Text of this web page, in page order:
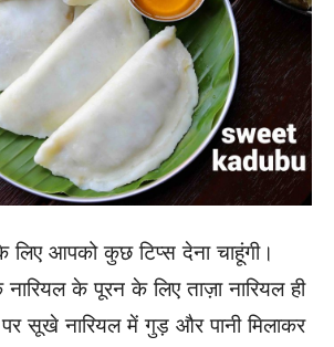
आपको कुछ टिप्स देना चाहूंगी।
के पूरन के लिए ताज़ा नारियल ही
सूखे नारियल में गुड़ और पानी मिलाकर